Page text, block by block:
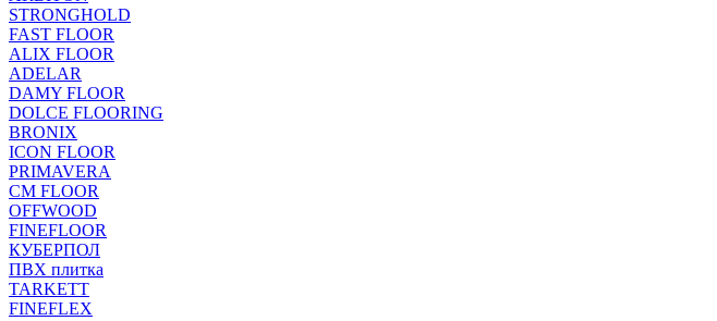
STRONGHOLD
FAST FLOOR
ALIX FLOOR
ADELAR
DAMY FLOOR
DOLCE FLOORING
BRONIX
ICON FLOOR
PRIMAVERA
CM FLOOR
OFFWOOD
FINEFLOOR
КУБЕРПОЛ
ПВХ плитка
TARKETT
FINEFLEX